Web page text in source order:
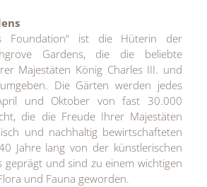
Foundation“ ist die Hüterin der
Gardens, die die beliebte
Majestäten König Charles III. und
Die Gärten werden jedes
und Oktober von fast 30.000
die die Freude Ihrer Majestäten
und nachhaltig bewirtschafteten
Jahre lang von der künstlerischen
geprägt und sind zu einem wichtigen
und Fauna geworden.